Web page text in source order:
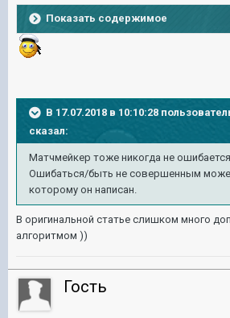
Показать содержимое
В 17.07.2018 в 10:10:28
сказал:
Матчмейкер тоже никогда не
Ошибаться/быть не совершенным
которому он написан.
В оригинальной статье слишком много
алгоритмом ))
Гость